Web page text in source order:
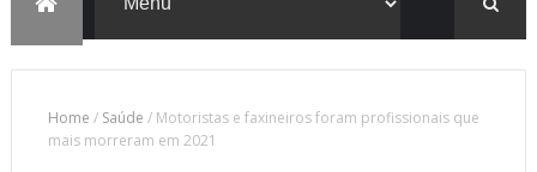
Home / Saúde / Motoristas e faxineiros foram profissionais que
mais morreram em 2021